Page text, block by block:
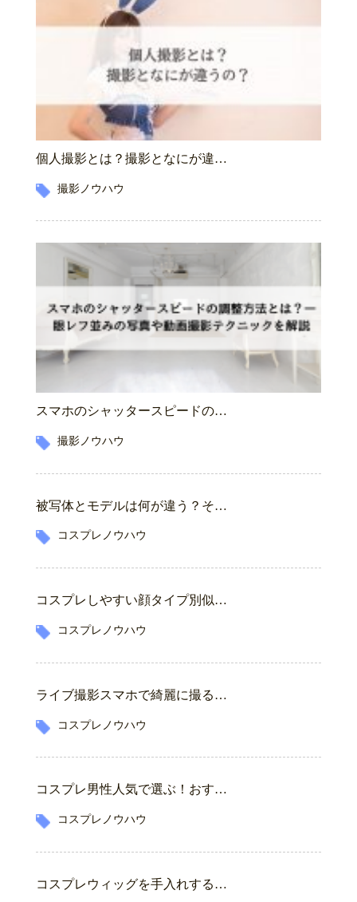
個人撮影とは？撮影となにが違…
撮影ノウハウ
スマホのシャッタースピードの…
撮影ノウハウ
被写体とモデルは何が違う？そ…
コスプレノウハウ
コスプレしやすい顔タイプ別似…
コスプレノウハウ
ライブ撮影スマホで綺麗に撮る…
コスプレノウハウ
コスプレ男性人気で選ぶ！おす…
コスプレノウハウ
コスプレウィッグを手入れする…